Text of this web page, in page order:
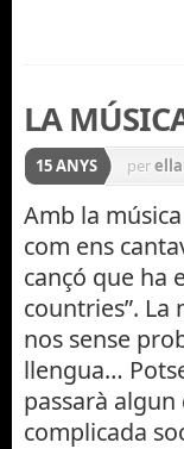
LA
15 ANYS per
Amb la
com ens
cançó que ha
countries”.
nos sense
llengua…
passarà
complicada